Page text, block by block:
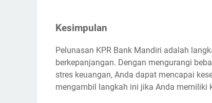
Kesimpulan
Pelunasan KPR Bank Mandiri adalah
berkepanjangan. Dengan mengurangi
stres keuangan, Anda dapat mencapai
mengambil langkah ini jika Anda memiliki